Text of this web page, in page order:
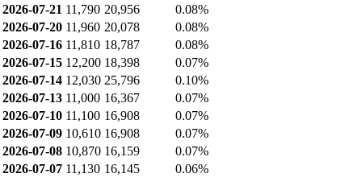
2026-07-21 11,790 20,956
0.08%
2026-07-20 11,960 20,078
0.08%
2026-07-16 11,810 18,787
0.08%
2026-07-15 12,200 18,398
0.07%
2026-07-14 12,030 25,796
0.10%
2026-07-13 11,000 16,367
0.07%
2026-07-10 11,100 16,908
0.07%
2026-07-09 10,610 16,908
0.07%
2026-07-08 10,870 16,159
0.07%
2026-07-07 11,130 16,145 0.06%